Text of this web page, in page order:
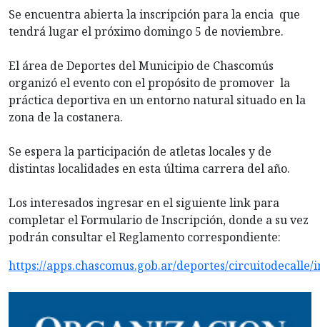
Se encuentra abierta la inscripción para la encia que
tendrá lugar el próximo domingo 5 de noviembre.
El área de Deportes del Municipio de Chascomús
organizó el evento con el propósito de promover la
práctica deportiva en un entorno natural situado en la
zona de la costanera.
Se espera la participación de atletas locales y de
distintas localidades en esta última carrera del año.
Los interesados ingresar en el siguiente link para
completar el Formulario de Inscripción, donde a su vez
podrán consultar el Reglamento correspondiente:
https://apps.chascomus.gob.ar/deportes/